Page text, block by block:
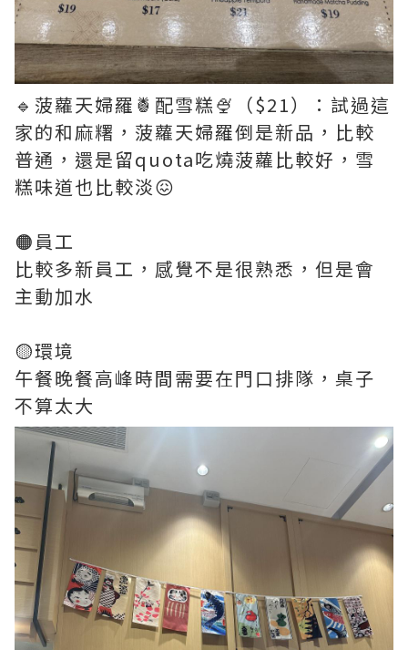
🔹菠蘿天婦羅🍍配雪糕🍨（$21）：試過這
家的和麻糬，菠蘿天婦羅倒是新品，比較
普通，還是留quota吃燒菠蘿比較好，雪
糕味道也比較淡😖
🟠員工
比較多新員工，感覺不是很熟悉，但是會
主動加水
🟡環境
午餐晚餐高峰時間需要在門口排隊，桌子
不算太大